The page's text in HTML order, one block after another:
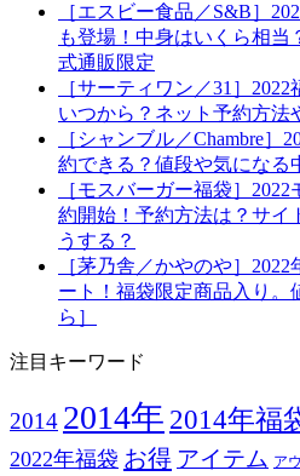
［エスビー食品／S&B］
も登場！中身はいくら相
式通販限定
［サーティワン／31］
いつから？ネット予約方法
［シャンブル／Chambre］
約できる？値段や気になる
［モスバーガー福袋］
約開始！予約方法は？サイ
うする？
［茅乃舎／かやのや］
ート！福袋限定商品入り。
ら］
注目キーワード
2014 2014年 2014年福
2022年福袋 お得 アイテム ア